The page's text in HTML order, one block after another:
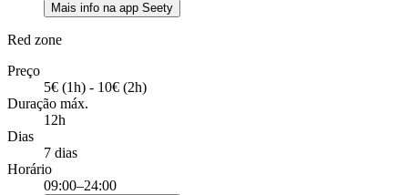
Mais info na app Seety
Red zone
Preço
5€ (1h) - 10€ (2h)
Duração máx.
12h
Dias
7 dias
Horário
09:00–24:00